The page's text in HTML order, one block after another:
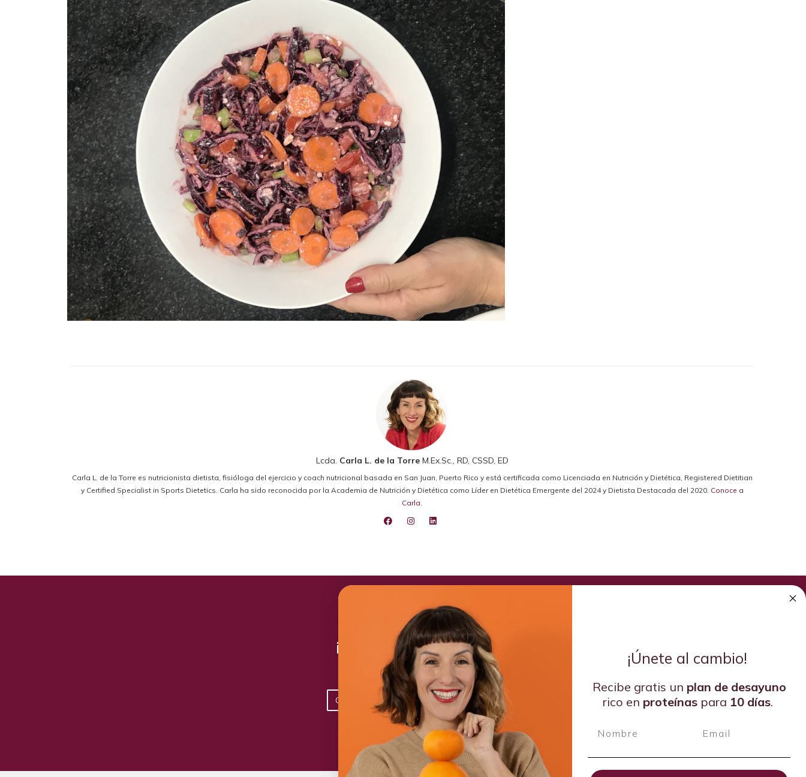
Lcda. Carla L. de la TorreM.Ex.Sc., RD, CSSD, ED
Carla L. de la Torre es nutricionista dietista, fisióloga del ejercicio y coach nutricional basada en San Juan, Puerto Rico y está certificada como Licenciada en Nutrición y Dietética, Registered Dietitian
y Certified Specialist in Sports Dietetics. Carla ha sido reconocida por la Academia de Nutrición y Dietética como Líder en Dietética Emergente del 2024 y Dietista Destacada del 2020. Conoce a
Carla.
¡Toma acción hoy!
Conoce los planes disponibles
¡Únete al cambio!
Recibe gratis un plan de desayuno
rico en proteínaspara 10 días.